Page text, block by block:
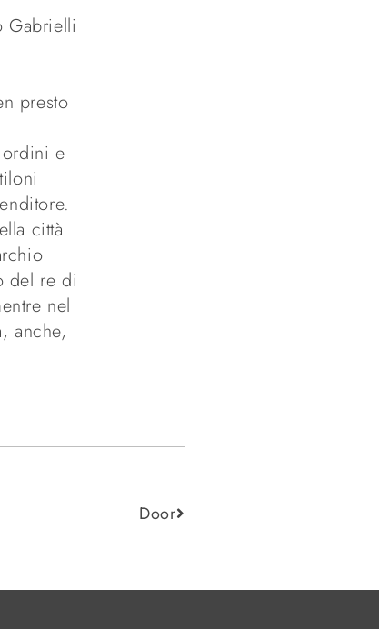
Gabrielli
presto
e
città
del re di
nel
anche,
Door